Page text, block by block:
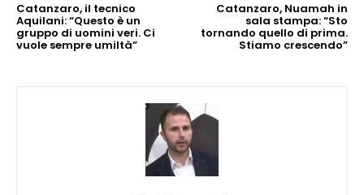
Catanzaro, il tecnico
Aquilani: “Questo è un
gruppo di uomini veri. Ci
vuole sempre umiltà”
Catanzaro, Nuamah in
sala stampa: “Sto
tornando quello di prima.
Stiamo crescendo”